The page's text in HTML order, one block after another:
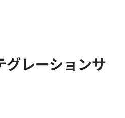
グレーションサ